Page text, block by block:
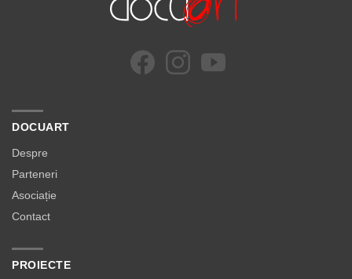
DOCUART
Despre
Parteneri
Asociație
Contact
PROIECTE